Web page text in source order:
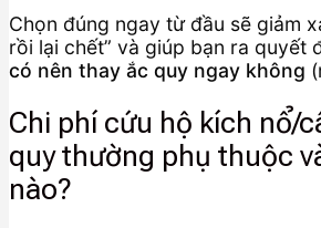
Chọn đúng ngay từ đầu sẽ giảm
rồi lại chết” và giúp bạn ra quyết
có nên thay ắc quy ngay không
Chi phí cứu hộ kích nổ/
quy thường phụ thuộc
nào?